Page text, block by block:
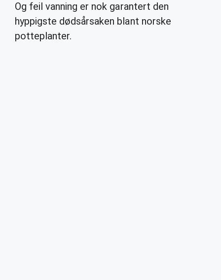
Og feil vanning er nok garantert den
hyppigste dødsårsaken blant norske
potteplanter.